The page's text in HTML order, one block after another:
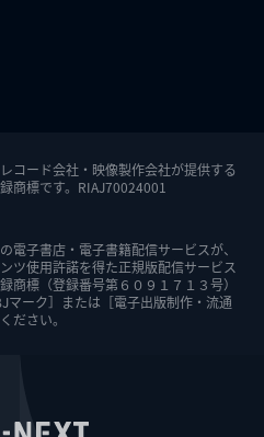
コード会社・映像製作会社が提供する
商標です。RIAJ70024001
電子書店・電子書籍配信サービスが、
ツ使用許諾を得た正規版配信サービス
商標（登録番号第６０９１７１３号）
マーク］または［電子出版制作・流通
ださい。